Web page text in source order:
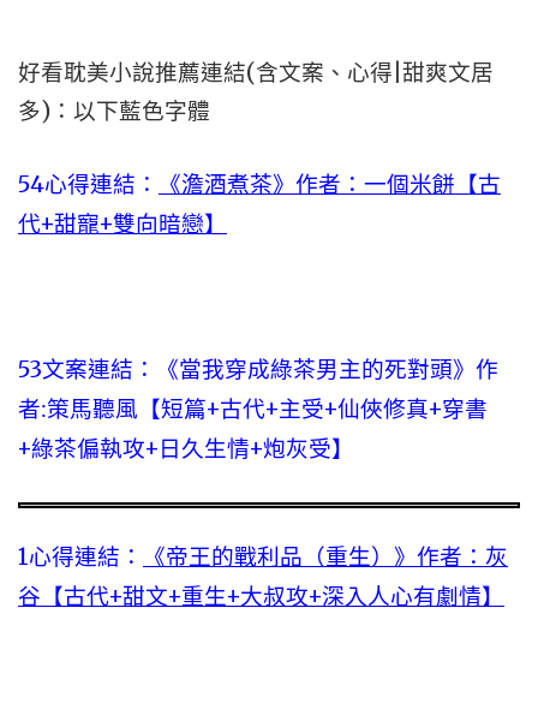
好看耽美小說推薦連結(含文案、心得|甜爽文居
多)：以下藍色字體
54心得連結：
《澹酒煮茶》作者：一個米餅【古
代+甜寵+雙向暗戀】
53文案連結：
《當我穿成綠茶男主的死對頭》作
者:策馬聽風【短篇+古代+主受+仙俠修真+穿書
+綠茶偏執攻+日久生情+炮灰受】
1心得連結：
《帝王的戰利品（重生）》作者：灰
谷【古代+甜文+重生+大叔攻+深入人心有劇情】